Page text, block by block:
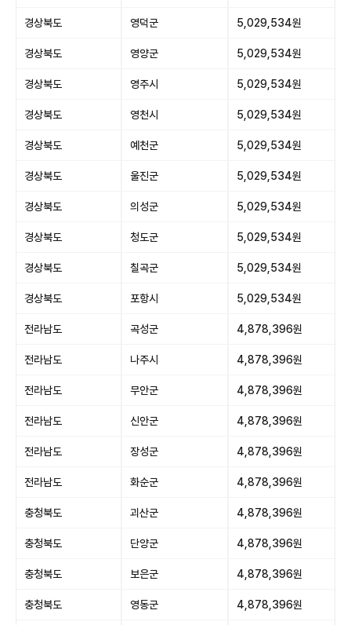
경상북도 영덕군 5,029,534원
경상북도 영양군 5,029,534원
경상북도 영주시 5,029,534원
경상북도 영천시 5,029,534원
경상북도 예천군 5,029,534원
경상북도 울진군 5,029,534원
경상북도 의성군 5,029,534원
경상북도 청도군 5,029,534원
경상북도 칠곡군 5,029,534원
경상북도 포항시 5,029,534원
전라남도 곡성군 4,878,396원
전라남도 나주시 4,878,396원
전라남도 무안군 4,878,396원
전라남도 신안군 4,878,396원
전라남도 장성군 4,878,396원
전라남도 화순군 4,878,396원
충청북도 괴산군 4,878,396원
충청북도 단양군 4,878,396원
충청북도 보은군 4,878,396원
충청북도 영동군 4,878,396원